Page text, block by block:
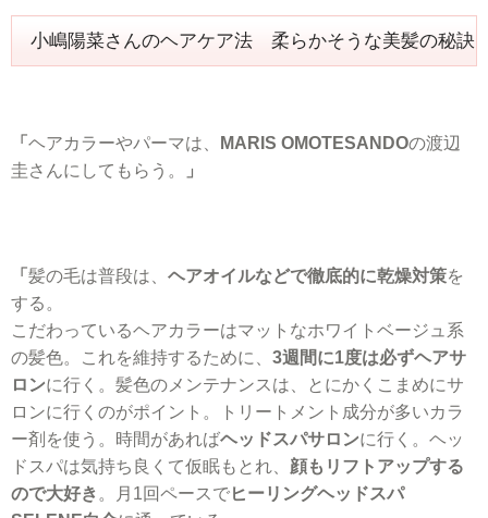
小嶋陽菜さんのヘアケア法 柔らかそうな美髪の秘訣
「 ヘアカラーやパーマは、 MARIS OMOTESANDOの渡辺
圭さんにしてもらう。
」
「 髪の毛は普段は、 ヘアオイルなどで徹底的に乾燥対策を
する。
こだわっているヘアカラーはマットなホワイトベージュ系
の髪色。これを維持するために、 3週間に1度は必ずヘアサ
ロンに行く。髪色のメンテナンスは、とにかくこまめにサ
ロンに行くのがポイント。トリートメント成分が多いカラ
ー剤を使う。時間があればヘッドスパサロンに行く。ヘッ
ドスパは気持ち良くて仮眠もとれ、 顔もリフトアップする
ので大好き 。月1回ペースでヒーリングヘッドスパ